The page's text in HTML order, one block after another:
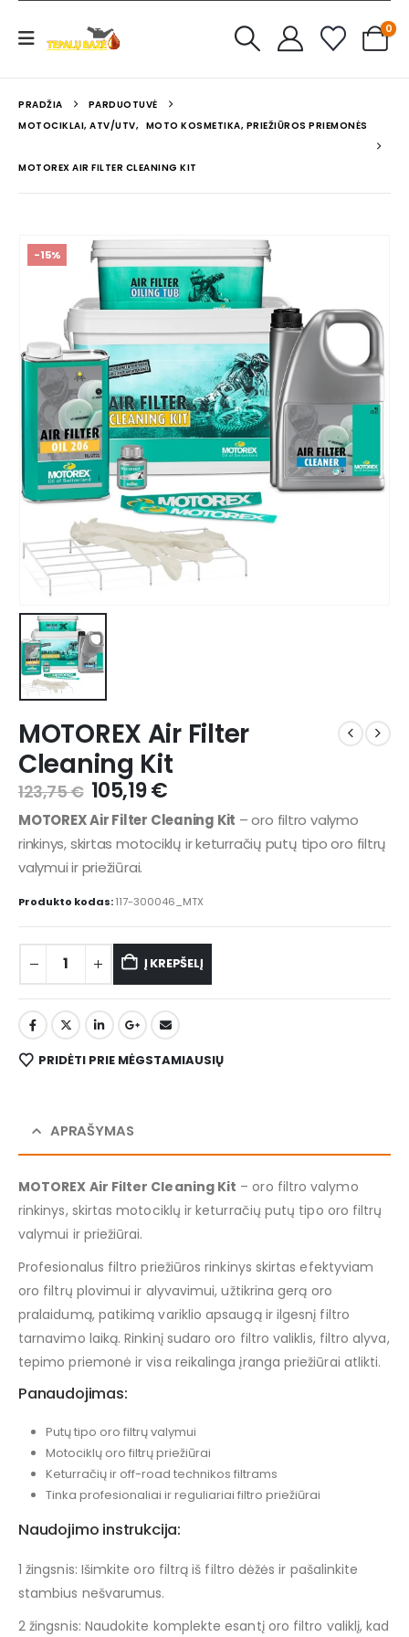
0
PRADŽIA
PARDUOTUVĖ
MOTOCIKLAI, ATV/UTV, MOTO KOSMETIKA, PRIEŽIŪROS PRIEMONĖS
MOTOREX AIR FILTER CLEANING KIT
-15%
MOTOREX Air Filter
Cleaning Kit
123,75€ 105,19€
MOTOREX Air Filter Cleaning Kit – oro filtro valymo
rinkinys, skirtas motociklų ir keturračių putų tipo oro filtrų
valymui ir priežiūrai.
Produkto kodas:117-300046_MTX
Į KREPŠELĮ
PRIDĖTI PRIE MĖGSTAMIAUSIŲ
APRAŠYMAS
MOTOREX Air Filter Cleaning Kit – oro filtro valymo
rinkinys, skirtas motociklų ir keturračių putų tipo oro filtrų
valymui ir priežiūrai.
Profesionalus filtro priežiūros rinkinys skirtas efektyviam
oro filtrų plovimui ir alyvavimui, užtikrina gerą oro
pralaidumą, patikimą variklio apsaugą ir ilgesnį filtro
tarnavimo laiką. Rinkinį sudaro oro filtro valiklis, filtro alyva,
tepimo priemonė ir visa reikalinga įranga priežiūrai atlikti.
Panaudojimas:
Putų tipo oro filtrų valymui
Motociklų oro filtrų priežiūrai
Keturračių ir off-road technikos filtrams
Tinka profesionaliai ir reguliariai filtro priežiūrai
Naudojimo instrukcija:
1 žingsnis: Išimkite oro filtrą iš filtro dėžės ir pašalinkite
stambius nešvarumus.
2 žingsnis: Naudokite komplekte esantį oro filtro valiklį, kad